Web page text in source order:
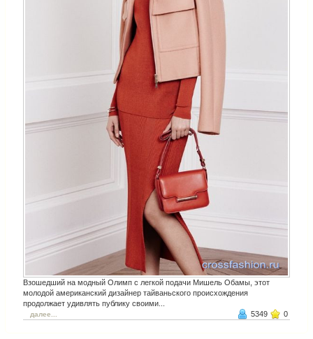
Взошедший на модный Олимп с легкой подачи Мишель Обамы, этот
молодой американский дизайнер тайваньского происхождения
продолжает удивлять публику своими...
далее... 5349 0